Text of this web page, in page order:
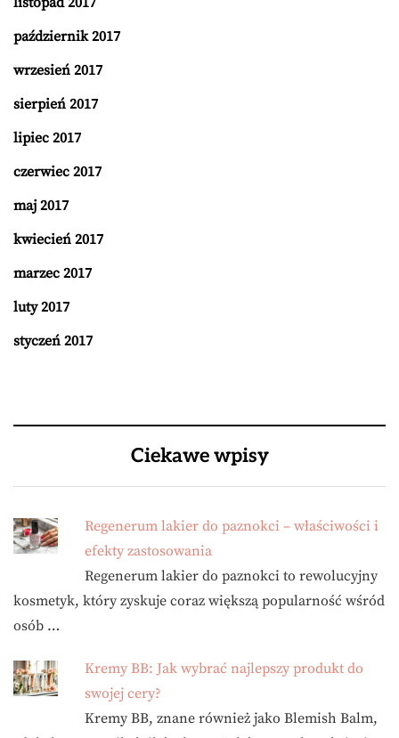
październik 2017
wrzesień 2017
sierpień 2017
lipiec 2017
czerwiec 2017
maj 2017
kwiecień 2017
marzec 2017
luty 2017
styczeń 2017
Ciekawe wpisy
Regenerum lakier do paznokci – właściwości i
efekty zastosowania
Regenerum lakier do paznokci to rewolucyjny
kosmetyk, który zyskuje coraz większą popularność wśród
osób …
Kremy BB: Jak wybrać najlepszy produkt do
swojej cery?
Kremy BB, znane również jako Blemish Balm,